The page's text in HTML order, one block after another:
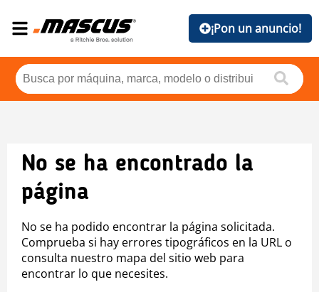
¡Pon un anuncio!
No se ha encontrado la
página
No se ha podido encontrar la página solicitada.
Comprueba si hay errores tipográficos en la URL o
consulta nuestro mapa del sitio web para
encontrar lo que necesites.